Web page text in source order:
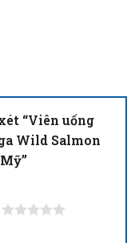
“Viên uống
Wild Salmon